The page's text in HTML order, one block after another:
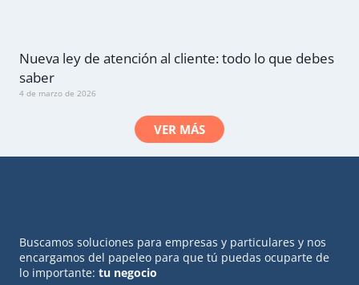
Nueva ley de atención al cliente: todo lo que debes
saber
4 de marzo de 2026
VER MÁS
Buscamos soluciones para empresas y particulares y nos
encargamos del papeleo para que tú puedas ocuparte de
lo importante: tu negocio